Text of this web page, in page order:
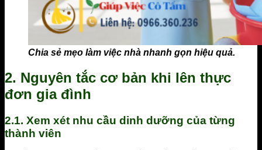
Chia sẻ mẹo làm việc nhà nhanh gọn hiệu quả.
2. Nguyên tắc cơ bản khi lên thực
đơn gia đình
2.1. Xem xét nhu cầu dinh dưỡng của từng
thành viên